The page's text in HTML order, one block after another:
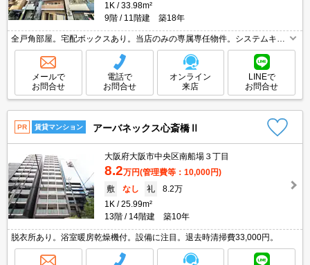
1K
33.98m²
9階
11階建 築18年
全戸角部屋。宅配ボックスあり。当店のみの専属専任物件。システムキッ
チン。猫のみ相談可。インターネット無料。オートロック・エレベーター
付RCマンション!。
メールで
お問合せ
電話で
お問合せ
オンライン
来店
LINEで
お問合せ
PR 賃貸マンション アーバネックス心斎橋Ⅱ
大阪府大阪市中央区南船場３丁目
8.2万円(管理費等：10,000円)
敷
なし 礼
8.2万
1K
25.99m²
13階
14階建 築10年
脱衣所あり。浴室暖房乾燥機付。設備に注目。退去時清掃費33,000円。